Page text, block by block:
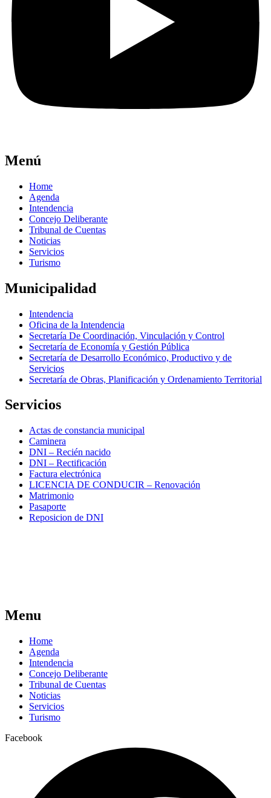
Menú
Home
Agenda
Intendencia
Concejo Deliberante
Tribunal de Cuentas
Noticias
Servicios
Turismo
Municipalidad
Intendencia
Oficina de la Intendencia
Secretaría De Coordinación, Vinculación y Control
Secretaría de Economía y Gestión Pública
Secretaría de Desarrollo Económico, Productivo y de
Servicios
Secretaría de Obras, Planificación y Ordenamiento Territorial
Servicios
Actas de constancia municipal
Caminera
DNI – Recién nacido
DNI – Rectificación
Factura electrónica
LICENCIA DE CONDUCIR – Renovación
Matrimonio
Pasaporte
Reposicion de DNI
Menu
Home
Agenda
Intendencia
Concejo Deliberante
Tribunal de Cuentas
Noticias
Servicios
Turismo
Facebook